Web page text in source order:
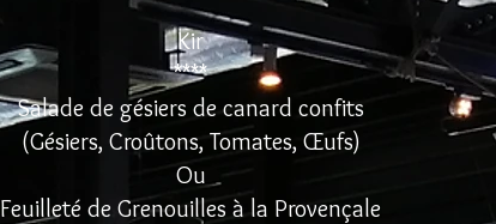
Kir
****
Salade de gésiers de canard confits
(Gésiers, Croûtons, Tomates, Œufs)
Ou
Feuilleté de Grenouilles à la Provençale